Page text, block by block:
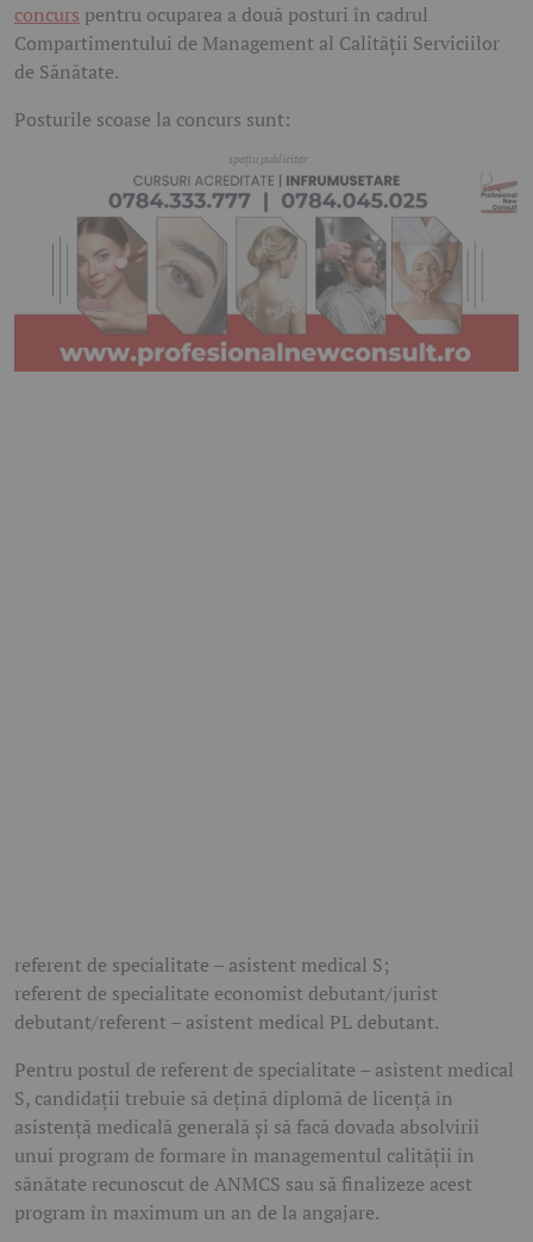
concurs pentru ocuparea a două posturi în cadrul
Compartimentului de Management al Calității Serviciilor
de Sănătate.
Posturile scoase la concurs sunt:
referent de specialitate – asistent medical S;
referent de specialitate economist debutant/jurist
debutant/referent – asistent medical PL debutant.
Pentru postul de referent de specialitate – asistent medical
S, candidații trebuie să dețină diplomă de licență în
asistență medicală generală și să facă dovada absolvirii
unui program de formare în managementul calității în
sănătate recunoscut de ANMCS sau să finalizeze acest
program în maximum un an de la angajare.